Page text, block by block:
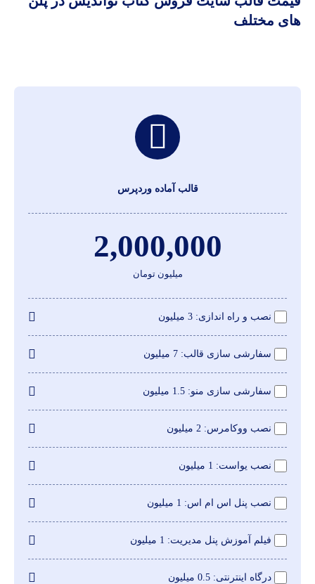
های مختلف
قالب آماده وردپرس
2,000,000
میلیون تومان
نصب و راه اندازی 3 میلیون
سفارشی سازی قالب 7 میلیون
سفارشی سازی منو 1.5 میلیون
نصب ووکامرس 2 میلیون
نصب یواست 1 میلیون
نصب پنل اس ام اس 1 میلیون
فیلم آموزش پنل مدیریت 1 میلیون
درگاه اینترنتی 0.5 میلیون